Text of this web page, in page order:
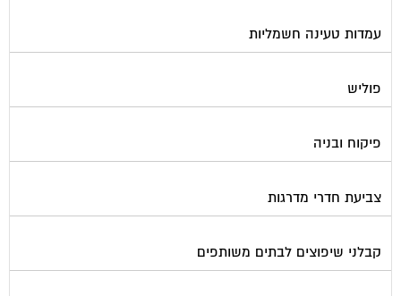
עמדות טעינה חשמליות
פוליש
פיקוח ובניה
צביעת חדרי מדרגות
קבלני שיפוצים לבתים משותפים